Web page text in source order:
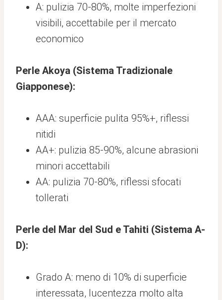
A: pulizia 70-80%, molte imperfezioni
visibili, accettabile per il mercato
economico
Perle Akoya (Sistema Tradizionale
Giapponese):
AAA: superficie pulita 95%+, riflessi
nitidi
AA+: pulizia 85-90%, alcune abrasioni
minori accettabili
AA: pulizia 70-80%, riflessi sfocati
tollerati
Perle del Mar del Sud e Tahiti (Sistema A-
D):
Grado A: meno di 10% di superficie
interessata, lucentezza molto alta